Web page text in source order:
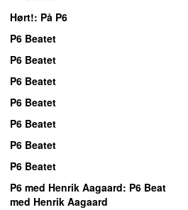
Hørt!: På P6
P6 Beatet
P6 Beatet
P6 Beatet
P6 Beatet
P6 Beatet
P6 Beatet
P6 Beatet
P6 med Henrik Aagaard: P6 Beat
med Henrik Aagaard